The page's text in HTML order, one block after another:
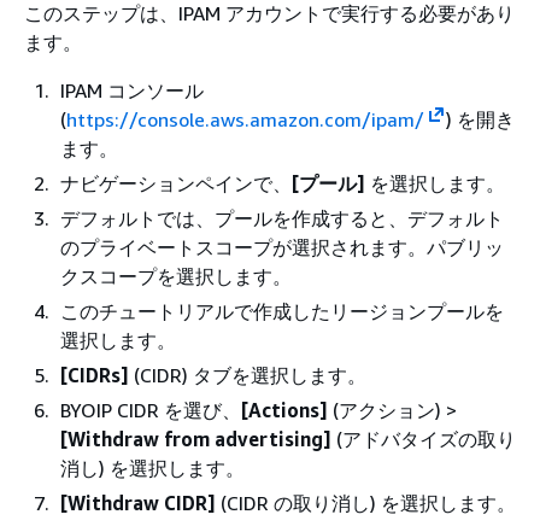
このステップは、IPAM アカウントで実行する必要があり
ます。
IPAM コンソール
(https://console.aws.amazon.com/ipam/
) を開き
ます。
ナビゲーションペインで、
[プール] を選択します。
デフォルトでは、プールを作成すると、デフォルト
のプライベートスコープが選択されます。パブリッ
クスコープを選択します。
このチュートリアルで作成したリージョンプールを
選択します。
[CIDRs] (CIDR) タブを選択します。
BYOIP CIDR を選び、
[Actions] (アクション) >
[Withdraw from advertising] (アドバタイズの取り
消し) を選択します。
[Withdraw CIDR] (CIDR の取り消し) を選択します。